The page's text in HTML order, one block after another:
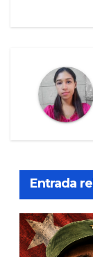
Entrada